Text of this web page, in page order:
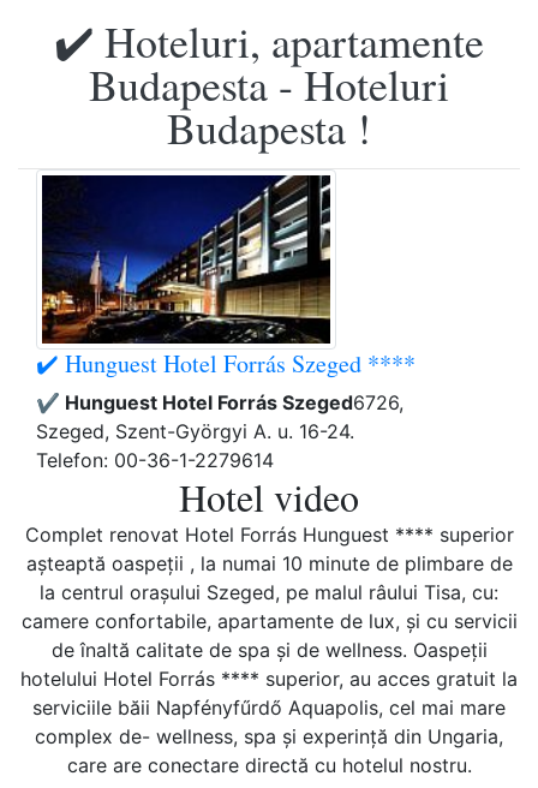
✔️ Hoteluri, apartamente
Budapesta - Hoteluri
Budapesta !
✔️ Hunguest Hotel Forrás Szeged ****
✔️ Hunguest Hotel Forrás Szeged6726,
Szeged, Szent-Györgyi A. u. 16-24.
Telefon: 00-36-1-2279614
Hotel video
Complet renovat Hotel Forrás Hunguest **** superior
aşteaptă oaspeţii , la numai 10 minute de plimbare de
la centrul orașului Szeged, pe malul râului Tisa, cu:
camere confortabile, apartamente de lux, şi cu servicii
de înaltă calitate de spa şi de wellness. Oaspeţii
hotelului Hotel Forrás **** superior, au acces gratuit la
serviciile băii Napfényfűrdő Aquapolis, cel mai mare
complex de- wellness, spa şi experinţă din Ungaria,
care are conectare directă cu hotelul nostru.